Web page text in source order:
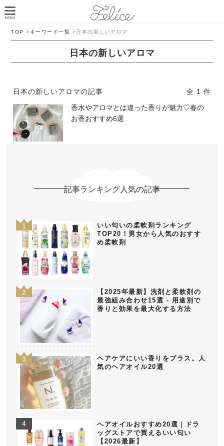
TOP > キーワード一覧 > 日本の新しいアロマ
日本の新しいアロマ
日本の新しいアロマの記事
全 1 件
香水やアロマとは違った香りが魅力♡春の
お香おすすめ6選
記事ランキング人気の記事
いい匂いの柔軟剤ランキング
TOP20！男女から人気のおすす
め柔軟剤
【2025年最新】洗剤と柔軟剤の
最強組み合わせ15選 - 用途別で
香りと効果を最大化する方法
ヘアケアにいい香りをプラス。人
気のヘアオイル20選
ヘアオイルおすすめ20選｜ドラ
ッグストアで買えるいい匂い
【2026最新】